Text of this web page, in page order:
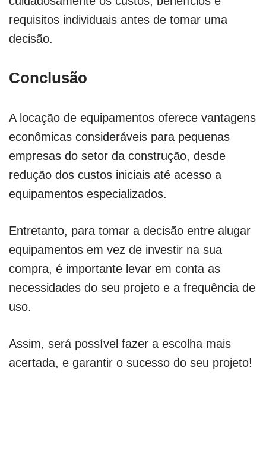
requisitos individuais antes de tomar uma
decisão.
Conclusão
A locação de equipamentos oferece vantagens
econômicas consideráveis para pequenas
empresas do setor da construção, desde
redução dos custos iniciais até acesso a
equipamentos especializados.
Entretanto, para tomar a decisão entre alugar
equipamentos em vez de investir na sua
compra, é importante levar em conta as
necessidades do seu projeto e a frequência de
uso.
Assim, será possível fazer a escolha mais
acertada, e garantir o sucesso do seu projeto!